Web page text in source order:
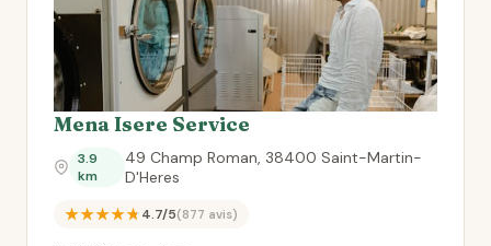
Mena Isere Service
3.9
km
49 Champ Roman, 38400 Saint-Martin-
D'Heres
★★★★★4.7/5(877 avis)